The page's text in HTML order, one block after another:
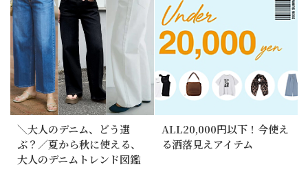
＼大人のデニム、どう選
ぶ？／夏から秋に使える、
大人のデニムトレンド図鑑
ALL20,000円以下！今使え
る洒落見えアイテム